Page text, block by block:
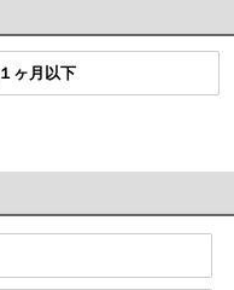
１ヶ月以下